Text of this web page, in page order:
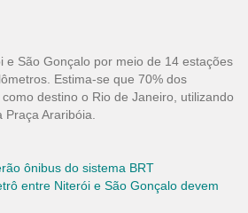
e São Gonçalo por meio de 14 estações
Estima-se que 70% dos
destino o Rio de Janeiro, utilizando
Araribóia.
ônibus do sistema BRT
entre Niterói e São Gonçalo devem